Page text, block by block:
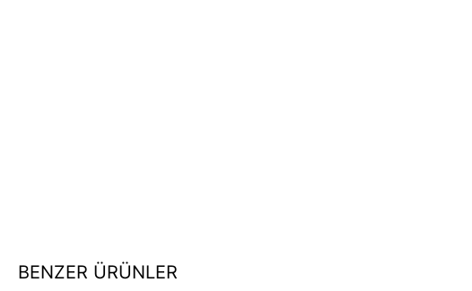
BENZER ÜRÜNLER